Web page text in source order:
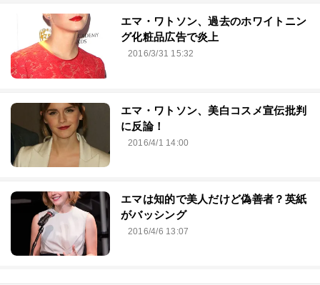
エマ・ワトソン、過去のホワイトニン
グ化粧品広告で炎上
2016/3/31 15:32
エマ・ワトソン、美白コスメ宣伝批判
に反論！
2016/4/1 14:00
エマは知的で美人だけど偽善者？英紙
がバッシング
2016/4/6 13:07